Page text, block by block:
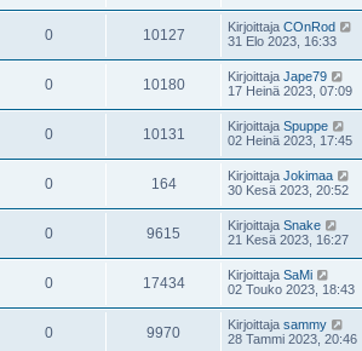
0 10127 Kirjoittaja COnRod
31 Elo 2023, 16:33
0 10180 Kirjoittaja Jape79
17 Heinä 2023, 07:09
0 10131 Kirjoittaja Spuppe
02 Heinä 2023, 17:45
0 164 Kirjoittaja Jokimaa
30 Kesä 2023, 20:52
0 9615 Kirjoittaja Snake
21 Kesä 2023, 16:27
0 17434 Kirjoittaja SaMi
02 Touko 2023, 18:43
0 9970 Kirjoittaja sammy
28 Tammi 2023, 20:46